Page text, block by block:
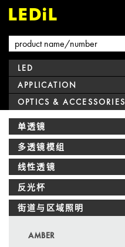
LED
APPLICATION
OPTICS & ACCESSORIES
单透镜
多透镜模组
线性透镜
反光杯
街道与区域照明
AMBER